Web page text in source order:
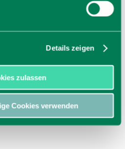
Details zeigen
zulassen
Cookies verwenden